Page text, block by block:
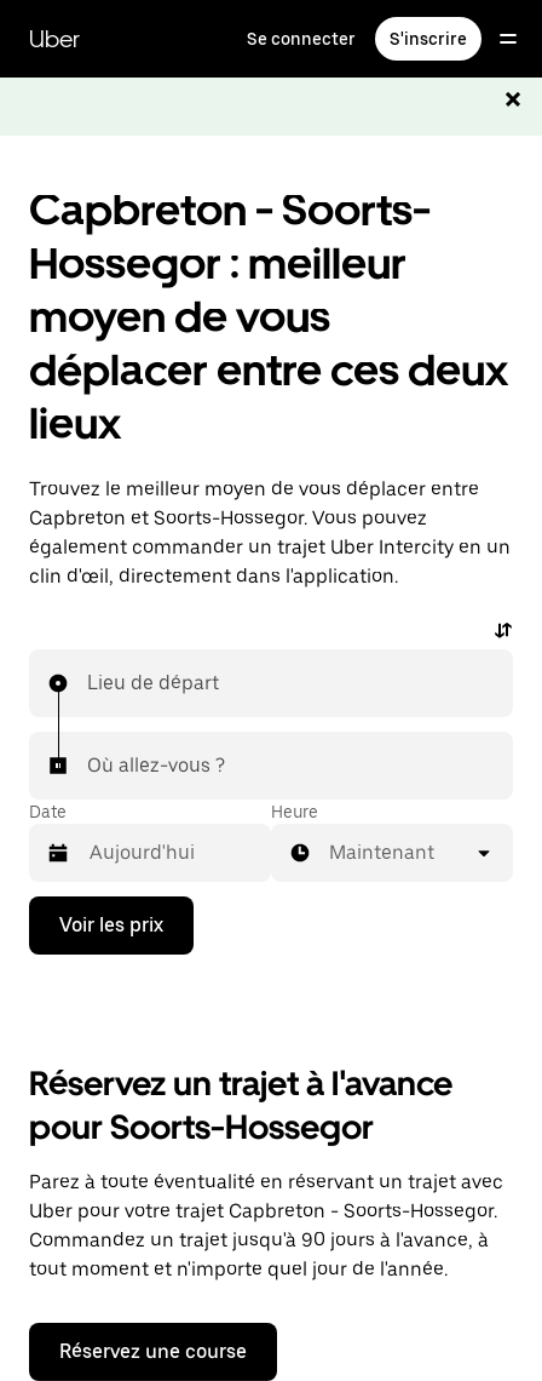
contenu
principal
Uber Se connecter S'inscrire
Capbreton - Soorts-
Hossegor : meilleur
moyen de vous
déplacer entre ces deux
lieux
Trouvez le meilleur moyen de vous déplacer entre
Capbreton et Soorts-Hossegor. Vous pouvez
également commander un trajet Uber Intercity en un
clin d'œil, directement dans l'application.
Lieu de départ
Où allez-vous ?
Date
Appuyez
la
ouvrir
calendrier
et
sélectionner
une
date.
Appuyez
sur
la
Échap
pour
fermer
Heure
Maintenant
Voir les prix
Réservez un trajet à l'avance
pour Soorts-Hossegor
Parez à toute éventualité en réservant un trajet avec
Uber pour votre trajet Capbreton - Soorts-Hossegor.
Commandez un trajet jusqu'à 90 jours à l'avance, à
tout moment et n'importe quel jour de l'année.
Réservez une course